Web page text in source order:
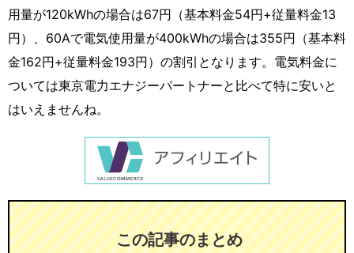
用量が120kWhの場合は67円（基本料金54円+従量料金13
円）、60Aで電気使用量が400kWhの場合は355円（基本料
金162円+従量料金193円）の割引となります。電気料金に
ついては東京電力エナジーパートナーと比べて特に安いと
はいえませんね。
この記事のまとめ